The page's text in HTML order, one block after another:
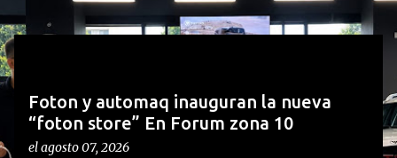
t
r
a
d
s
Foton y automaq inauguran la nueva
“foton store” En Forum zona 10
elagosto 07, 2026